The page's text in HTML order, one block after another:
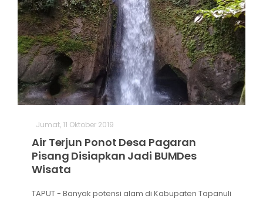
Jumat, 11 Oktober 2019
Air Terjun Ponot Desa Pagaran
Pisang Disiapkan Jadi BUMDes
Wisata
TAPUT - Banyak potensi alam di Kabupaten Tapanuli